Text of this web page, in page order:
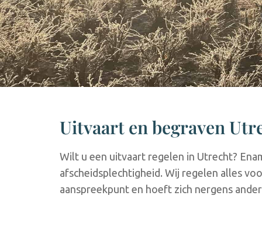
Uitvaart en begraven
Wilt u een uitvaart regelen in Utrecht?
afscheidsplechtigheid. Wij regelen alles
aanspreekpunt en hoeft zich nergens